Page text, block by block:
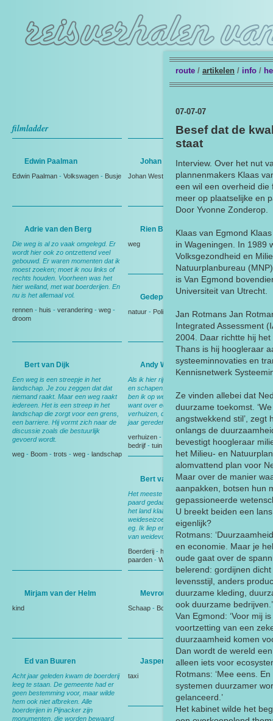
route / artikelen / info /
07-07-07
Besef dat de
staat
Interview. Over het nut
plannenmakers Klaas
een wil een overheid
meer op plaatselijke en
Door Yvonne Zonderop.
Klaas van Egmond
in Wageningen. In 1989
Volksgezondheid en
Natuurplanbureau
is Van Egmond
Universiteit van Utrecht.
Jan Rotmans Jan
Integrated Assessment
2004. Daar richtte hij
Thans is hij hoogleraar
systeeminnovaties en
Kennisnetwerk
Ze vinden allebei dat
duurzame toekomst.
angstwekkend stil’,
onlangs de
bevestigt hoogleraar
het Milieu- en
alomvattend plan voor
Maar over de manier
aanpakken, botsen hun
gepassioneerde
U breekt beiden een
eigenlijk?
Rotmans:
en economie. Maar je
oude gaat over de
belerend: gordijnen
levensstijl, anders
duurzame kleding,
ook duurzame bedrijven.’
Van Egmond: ‘Voor mij
voortzetting van een
duurzaamheid komen
Dan wordt de wereld
alleen iets voor
Rotmans: ‘Mee eens.
systemen duurzamer
gelanceerd.’
Het kabinet wilde het
filmladder
Edwin Paalman
Edwin Paalman - Volkswagen - Busje
Johan Westmaas
Johan Westmaas
Adrie van den Berg
Die weg is al zo vaak omgelegd. Er
wordt hier ook zo ontzettend veel
gebouwd. Er waren momenten dat ik
moest zoeken; moet ik nou links of
rechts houden. Voorheen was het
hier weiland, met wat boerderijen. En
nu is het allemaal vol.
rennen - huis - verandering - weg -
droom
Rien Bakker
weg
Gedeputeerde Evertse
natuur - Politiek
Bert van Dijk
Een weg is een streepje in het
landschap. Je zou zeggen dat dat
niemand raakt. Maar een weg raakt
iedereen. Het is een streep in het
landschap die zorgt voor een grens,
een barriere. Hij vormt zich naar de
discussie zoals die bestuurlijk
gevoerd wordt.
weg - Boom - trots - weg - landschap
Andy Wibier
Als ik hier rij denk ik aan ruimte, rust
en schapen. En aan thuis, want dan
ben ik op weg naar huis. Nog wel,
want over een maand ga ik
verhuizen, dan heb ik deze weg 15
jaar gereden.
verhuizen - Berkel en Rodenrijs
bedrijf - tuin
Bert van Leeuwen
Het meeste werk werd nog met het
paard gedaan. In het voorjaar werd
het land klaargemaakt voor het
weideseizoen. Met het paard voor de
eg. Ik liep er naast en zocht nestjes
van weidevogels.
Boerderij - herinneringen-vogels-
paarden - Weiland
Mirjam van der Helm
kind
Mevrouw de Keijzer
Schaap - Boerderij
Ed van Buuren
Acht jaar geleden kwam de boerderij
leeg te staan. De gemeente had er
geen bestemming voor, maar wilde
hem ook niet afbreken. Alle
boerderijen in Pijnacker zijn
monumenten, die worden bewaard
Jasper Vermeer
taxi